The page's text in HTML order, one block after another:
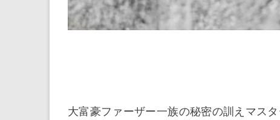
大富豪ファーザー一族の秘密の訓えマス